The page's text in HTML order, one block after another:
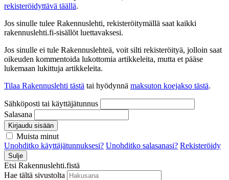
rekisteröidyttävä täällä.
Jos sinulle tulee Rakennuslehti, rekisteröitymällä saat kaikki
rakennuslehti.fi-sisällöt luettavaksesi.
Jos sinulle ei tule Rakennuslehteä, voit silti rekisteröityä, jolloin saat
oikeuden kommentoida lukottomia artikkeleita, mutta et pääse
lukemaan lukittuja artikkeleita.
Tilaa Rakennuslehti tästä tai hyödynnä maksuton koejakso tästä.
Sähköposti tai käyttäjätunnus
Salasana
Kirjaudu sisään
Muista minut
Unohditko käyttäjätunnuksesi? Unohditko salasanasi? Rekisteröidy
Sulje
Etsi Rakennuslehti.fistä
Hae tältä sivustolta